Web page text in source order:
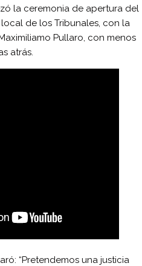
la ceremonia de apertura del
de los Tribunales, con la
Pullaro, con menos
atrás.
“Pretendemos una justicia